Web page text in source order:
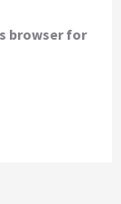
browser for